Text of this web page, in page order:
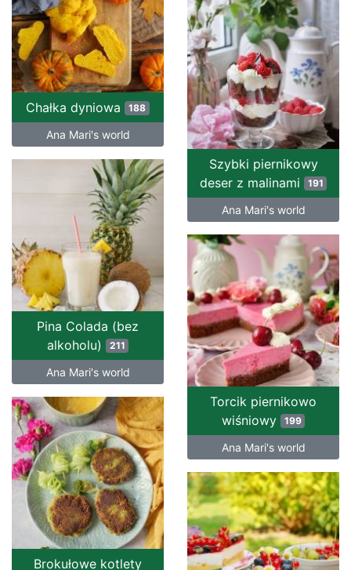
Chałka dyniowa 188
Ana Mari's world
Szybki piernikowy
deser z malinami
191
Ana Mari's world
Pina Colada (bez
alkoholu)
211
Ana Mari's world
Torcik piernikowo
wiśniowy
199
Ana Mari's world
Brokułowe kotlety